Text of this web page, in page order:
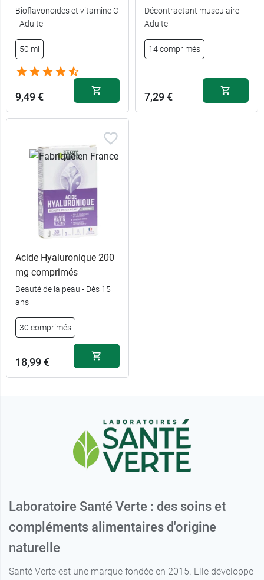
Cervicales
Lombaires 11,99 €
Bioflavonoïdes et vitamine C
- Adulte
50 ml
9,49 €
Décontractant musculaire -
Adulte
14 comprimés
7,29 €
Acide Hyaluronique 200
mg comprimés
Beauté de la peau - Dès 15
ans
30 comprimés
18,99 €
Laboratoire Santé Verte : des soins et
compléments alimentaires d'origine
naturelle
Santé Verte est une marque fondée en 2015. Elle développe